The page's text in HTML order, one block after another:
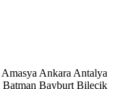
Amasya Ankara Antalya
Batman Bayburt Bilecik